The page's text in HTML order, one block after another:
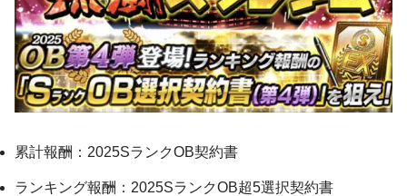
累計報酬：2025SランクOB契約書
ランキング報酬：2025SランクOB超5選択契約書